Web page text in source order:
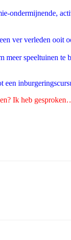
ondermijnende,
ver verleden ooit
speeltuinen te
een
Ik heb